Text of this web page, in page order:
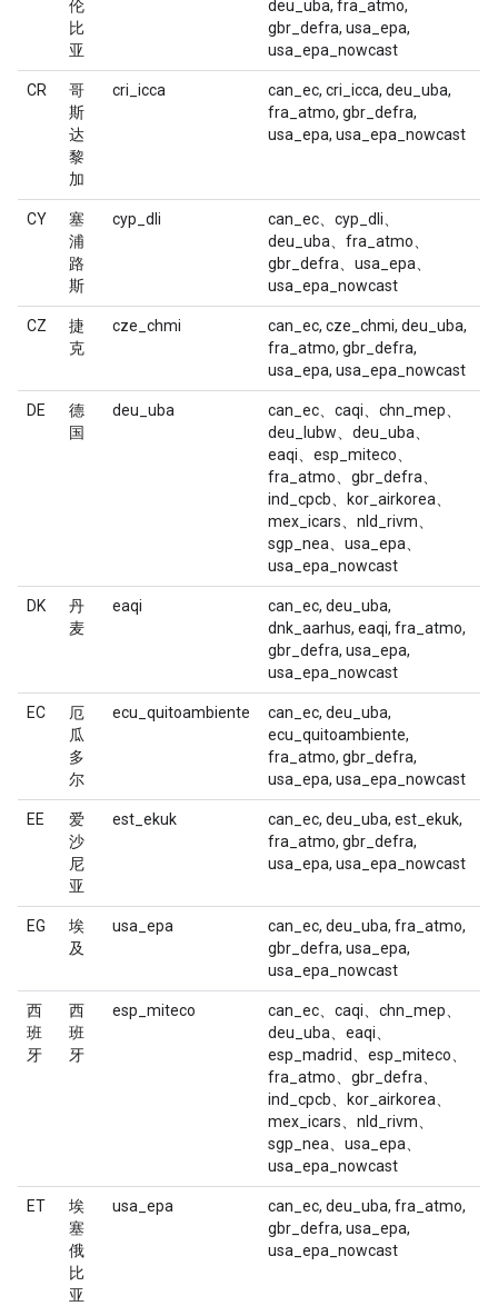
伦
比
亚
deu_uba, fra_atmo,
gbr_defra, usa_epa,
usa_epa_nowcast
CR
哥
斯
达
黎
加
cri_icca
can_ec, cri_icca, deu_uba,
fra_atmo, gbr_defra,
usa_epa, usa_epa_nowcast
CY
塞
浦
路
斯
cyp_dli
can_ec、cyp_dli、
deu_uba、fra_atmo、
gbr_defra、usa_epa、
usa_epa_nowcast
CZ
捷
克
cze_chmi
can_ec, cze_chmi, deu_uba,
fra_atmo, gbr_defra,
usa_epa, usa_epa_nowcast
DE
德
国
deu_uba
can_ec、caqi、chn_mep、
deu_lubw、deu_uba、
eaqi、esp_miteco、
fra_atmo、gbr_defra、
ind_cpcb、kor_airkorea、
mex_icars、nld_rivm、
sgp_nea、usa_epa、
usa_epa_nowcast
DK
丹
麦
eaqi
can_ec, deu_uba,
dnk_aarhus, eaqi, fra_atmo,
gbr_defra, usa_epa,
usa_epa_nowcast
EC
厄
瓜
多
尔
ecu_quitoambiente
can_ec, deu_uba,
ecu_quitoambiente,
fra_atmo, gbr_defra,
usa_epa, usa_epa_nowcast
EE
爱
沙
尼
亚
est_ekuk
can_ec, deu_uba, est_ekuk,
fra_atmo, gbr_defra,
usa_epa, usa_epa_nowcast
EG
埃
及
usa_epa
can_ec, deu_uba, fra_atmo,
gbr_defra, usa_epa,
usa_epa_nowcast
西
班
牙
西
班
牙
esp_miteco
can_ec、caqi、chn_mep、
deu_uba、eaqi、
esp_madrid、esp_miteco、
fra_atmo、gbr_defra、
ind_cpcb、kor_airkorea、
mex_icars、nld_rivm、
sgp_nea、usa_epa、
usa_epa_nowcast
ET
埃
塞
俄
比
亚
usa_epa
can_ec, deu_uba, fra_atmo,
gbr_defra, usa_epa,
usa_epa_nowcast